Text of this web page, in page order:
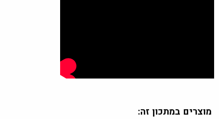
מוצרים במתכון זה: